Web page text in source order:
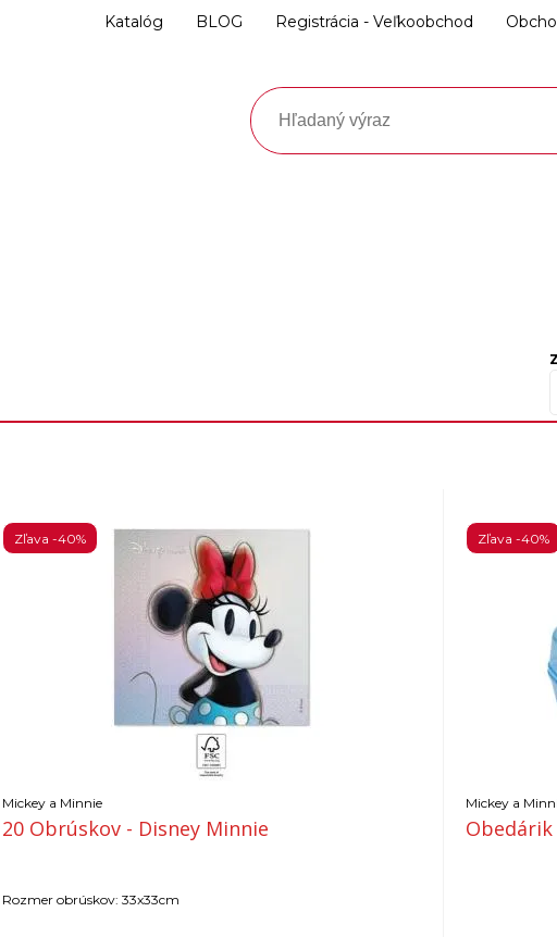
Katalóg BLOG Registrácia - Veľkoobchod
Mickey a Minnie
20 Obrúskov - Disney Minnie
Zľava -40%
Rozmer obrúskov: 33x33cm
Mickey a
Obedárik
Zľava -40%